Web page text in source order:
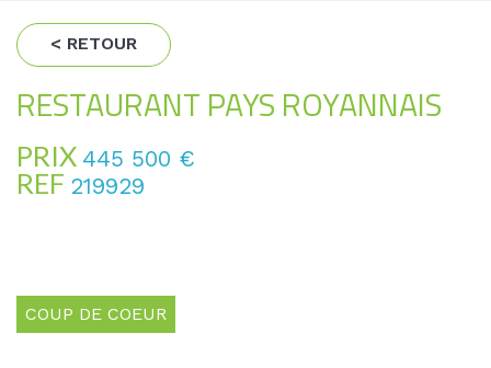
< RETOUR
RESTAURANT PAYS ROYANNAIS
PRIX 445 500 €
REF 219929
COUP DE COEUR